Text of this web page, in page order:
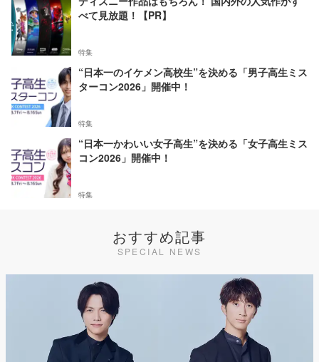
べて見放題！【PR】
特集
“日本一のイケメン高校生”を決める「男子高生ミス
ターコン2026」開催中！
特集
“日本一かわいい女子高生”を決める「女子高生ミス
コン2026」開催中！
特集
おすすめ記事
SPECIAL NEWS